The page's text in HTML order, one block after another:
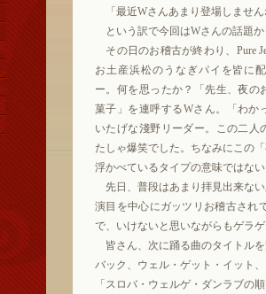
「最近Wさんあまり登場しません
という訳で今回はWさんの話題か
その日のお稽古が終わり、Pure
お土産浜松のうなぎパイを皆に
ー。何を思ったか？「先生、夜の
菓子」を連呼するWさん。「わか
いたげな淺野リーダー。この二人
たしゃ爆笑でした。ちなみにこの
浮かべているタイプの意味ではな
先日、普段はあまり拝見出来な
演目を中心にガッツリお稽古され
で、いけないと思いながらもゲラ
皆さん、次に踊る曲のタイトル
バック、ウェル・ゲット・イット
「スロバ・ウェルゲ・ダンラブの